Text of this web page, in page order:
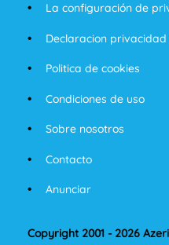
La configuración de
Declaracion privacidad
Politica de cookies
Condiciones de uso
Sobre nosotros
Contacto
Anunciar
Copyright 2001 - 2026